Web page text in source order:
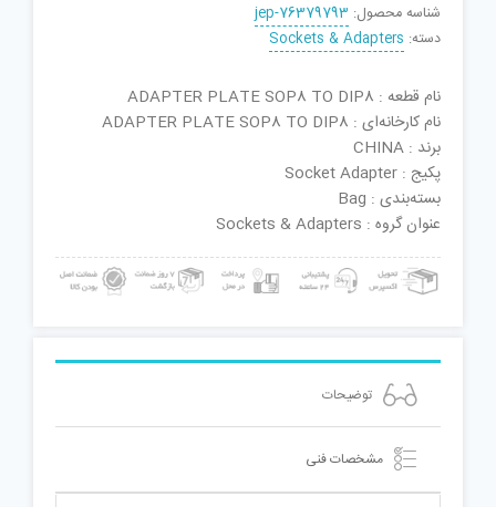
شناسه محصول: jep-76379793
دسته: Sockets & Adapters
نام قطعه : ADAPTER PLATE SOP8 TO DIP8
نام کارخانه‌ای : ADAPTER PLATE SOP8 TO DIP8
برند : CHINA
پکیج : Socket Adapter
بسته‌بندی : Bag
عنوان گروه : Sockets & Adapters
توضیحات
مشخصات فنی